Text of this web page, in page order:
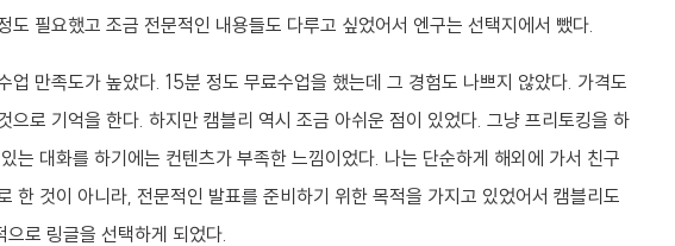
도 필요했고 조금 전문적인 내용들도 다루고 싶었어서 엔구는 선택지에서 뺐다.
업 만족도가 높았다. 15분 정도 무료수업을 했는데 그 경험도 나쁘지 않았다. 가격도
으로 기억을 한다. 하지만 캠블리 역시 조금 아쉬운 점이 있었다. 그냥 프리토킹을 하
는 대화를 하기에는 컨텐츠가 부족한 느낌이었다. 나는 단순하게 해외에 가서 친구
한 것이 아니라, 전문적인 발표를 준비하기 위한 목적을 가지고 있었어서 캠블리도
로 링글을 선택하게 되었다.